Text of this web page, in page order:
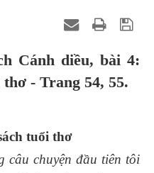
Cánh diều, bài 4:
- Trang 54, 55.
tuổi thơ
câu chuyện đầu tiên tôi